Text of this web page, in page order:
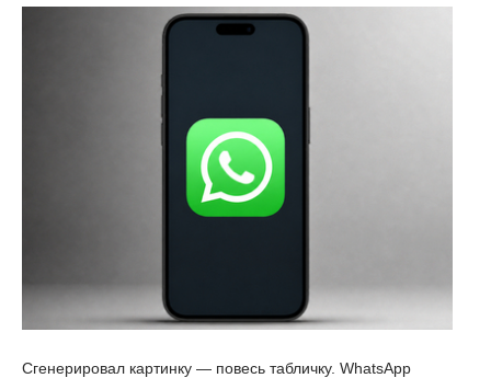
Сгенерировал картинку — повесь табличку. WhatsApp